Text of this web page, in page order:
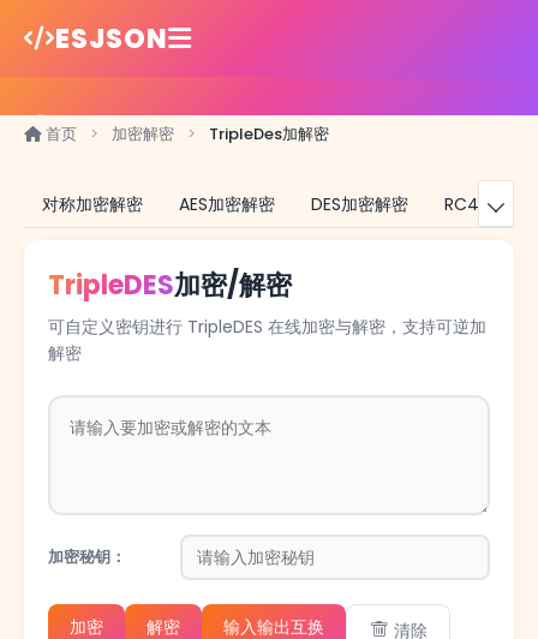
ESJSON
JSON在线工具
加密解密
压缩格式化
文本实用工具
计算器数学工具
博客
首页 > 加密解密 > TripleDes加解密
对称加密解密 AES加密解密 DES加密解密 RC4加密解

TripleDES加密/解密
可自定义密钥进行 TripleDES 在线加密与解密，支持可逆加
解密
加密秘钥：
加密 解密 输入输出互换 清除